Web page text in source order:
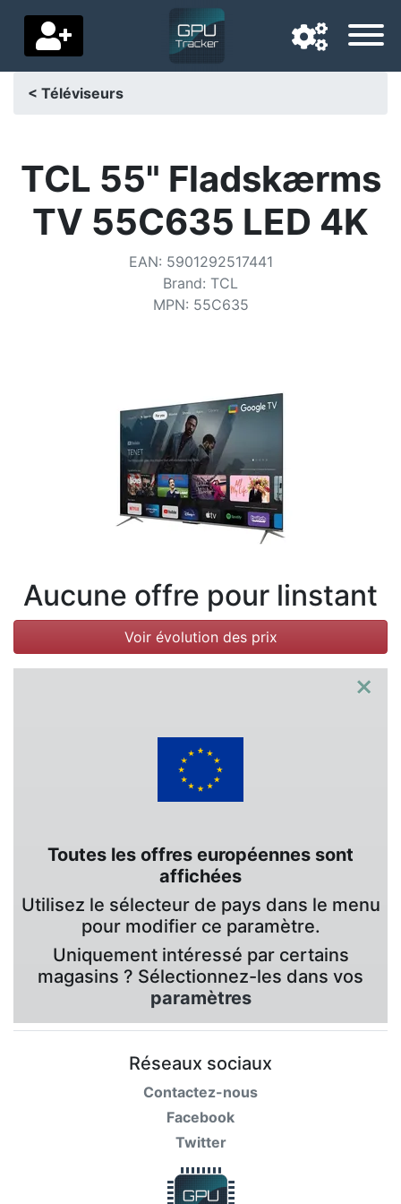
Pays de livraison
Accueil
< Téléviseurs
TCL 55" Fladskærms
TV 55C635 LED 4K
EAN: 5901292517441
Brand: TCL
MPN: 55C635
Aucune offre pour linstant
Voir évolution des prix
×
Toutes les offres européennes sont
affichées
Utilisez le sélecteur de pays dans le menu
pour modifier ce paramètre.
Uniquement intéressé par certains
magasins ? Sélectionnez-les dans vos
paramètres
Réseaux sociaux
Contactez-nous
Facebook
Twitter